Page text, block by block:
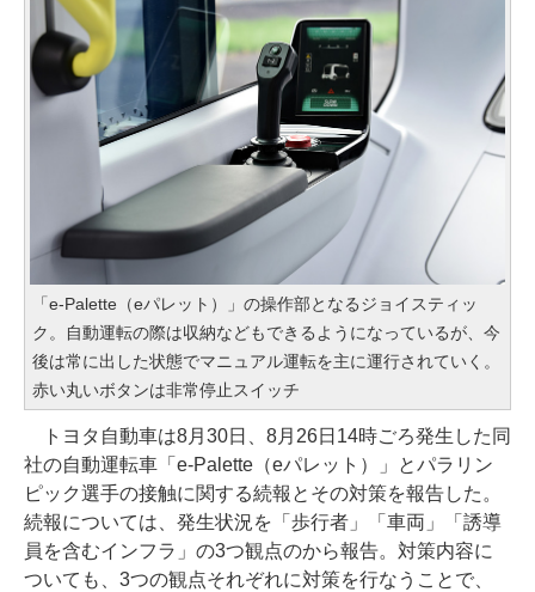
「e-Palette（eパレット）」の操作部となるジョイスティッ
ク。自動運転の際は収納などもできるようになっているが、今
後は常に出した状態でマニュアル運転を主に運行されていく。
赤い丸いボタンは非常停止スイッチ
トヨタ自動車は8月30日、8月26日14時ごろ発生した同
社の自動運転車「e-Palette（eパレット）」とパラリン
ピック選手の接触に関する続報とその対策を報告した。
続報については、発生状況を「歩行者」「車両」「誘導
員を含むインフラ」の3つ観点のから報告。対策内容に
ついても、3つの観点それぞれに対策を行なうことで、